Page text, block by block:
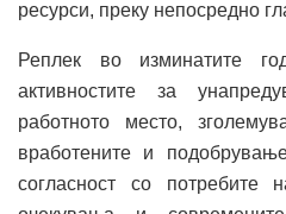
ресурси, преку непосредно
Реплек во изминатите
активностите за
работното место,
вработените и
согласност со потребите